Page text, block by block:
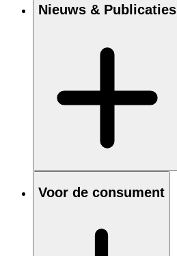
Nieuws & Publicaties
Voor de consument